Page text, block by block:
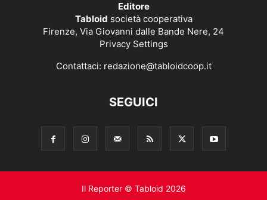
Editore
Tabloid società cooperativa
Firenze, Via Giovanni dalle Bande Nere, 24
Privacy Settings
Contattaci: redazione@tabloidcoop.it
SEGUICI
Il Reporter © Tabloid 2026